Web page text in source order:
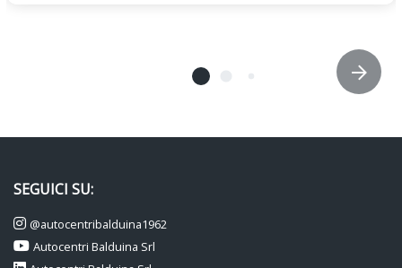
SEGUICI SU:
@autocentribalduina1962
Autocentri Balduina Srl